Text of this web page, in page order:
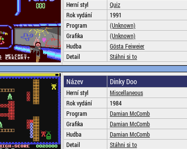
Herní styl
Quiz
Rok vydání
1991
Program
(Unknown)
Grafika
(Unknown)
Hudba
Gösta Feiweier
Detail
Stáhni si to
Název Dinky Doo
Herní styl
Miscellaneous
Rok vydání
1984
Program
Damian McComb
Grafika
Damian McComb
Hudba
Damian McComb
Detail
Stáhni si to